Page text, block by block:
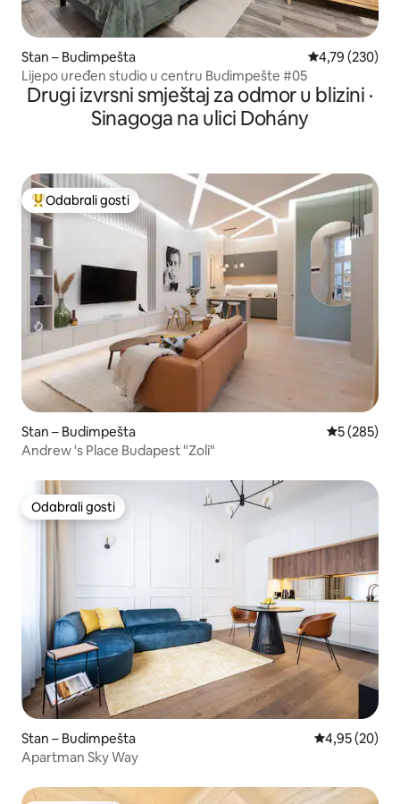
Stan – Budimpešta Prosječna
4,79 (230)
Lijepo uređen studio u centru Budimpešte #05
Drugi izvrsni smještaj za odmor u blizini ·
Sinagoga na ulici Dohány
Među najviše rangiranima s oznakom „Odabrali gosti”
Odabrali gosti
Stan – Budimpešta Prosječna
5 (285)
Andrew 's Place Budapest "Zoli"
Odabrali gosti
Odabrali gosti
Stan – Budimpešta Prosječna
4,95 (20)
Apartman Sky Way